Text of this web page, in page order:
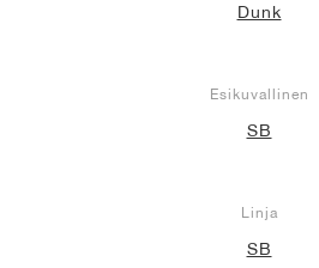
Dunk
Esikuvallinen
SB
Linja
SB